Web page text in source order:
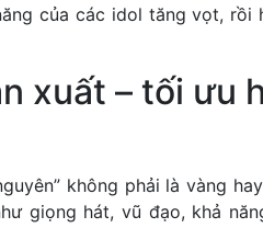
của các idol tăng vọt, rồi
xuất – tối ưu
không phải là vàng
giọng hát, vũ đạo, khả